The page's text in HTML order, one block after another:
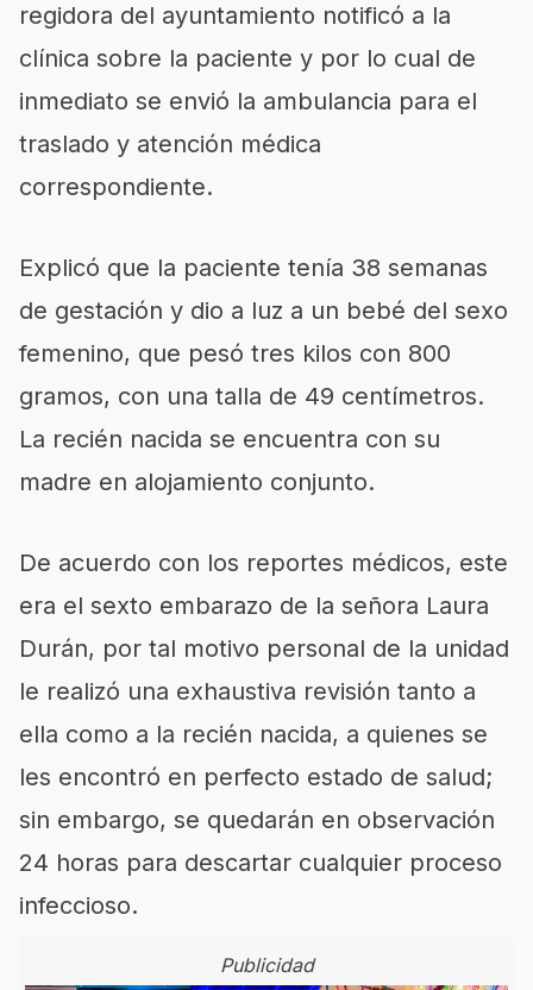
regidora del ayuntamiento notificó a la
clínica sobre la paciente y por lo cual de
inmediato se envió la ambulancia para el
traslado y atención médica
correspondiente.
Explicó que la paciente tenía 38 semanas
de gestación y dio a luz a un bebé del sexo
femenino, que pesó tres kilos con 800
gramos, con una talla de 49 centímetros.
La recién nacida se encuentra con su
madre en alojamiento conjunto.
De acuerdo con los reportes médicos, este
era el sexto embarazo de la señora Laura
Durán, por tal motivo personal de la unidad
le realizó una exhaustiva revisión tanto a
ella como a la recién nacida, a quienes se
les encontró en perfecto estado de salud;
sin embargo, se quedarán en observación
24 horas para descartar cualquier proceso
infeccioso.
Publicidad